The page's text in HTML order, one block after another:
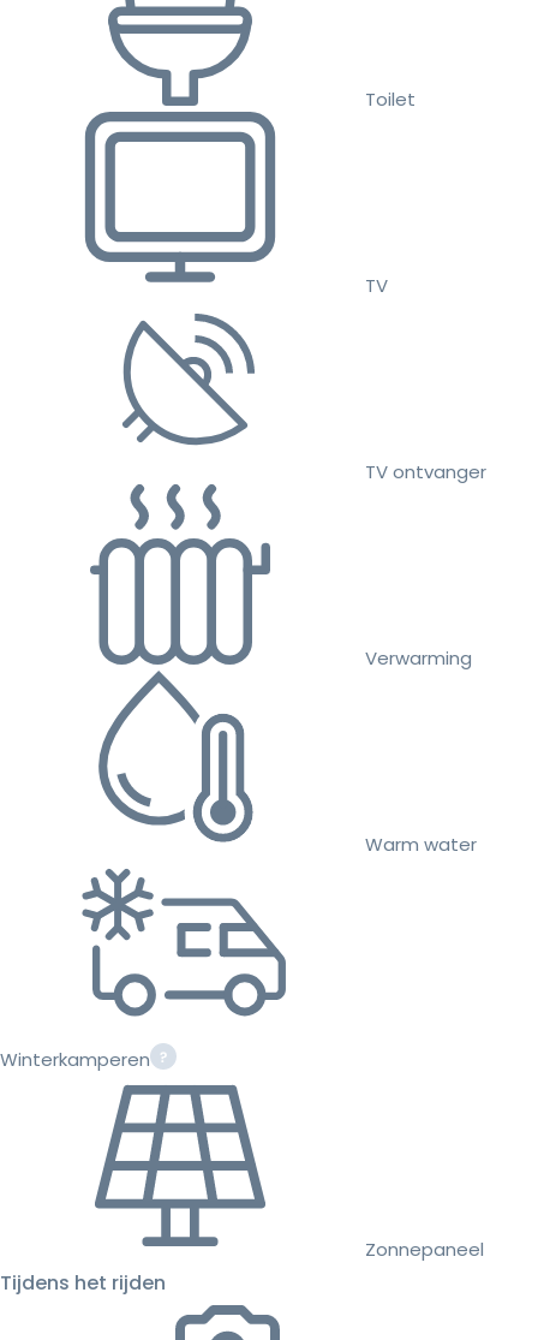
Toilet
TV
TV ontvanger
Verwarming
Warm water
Winterkamperen
Zonnepaneel
Tijdens het rijden